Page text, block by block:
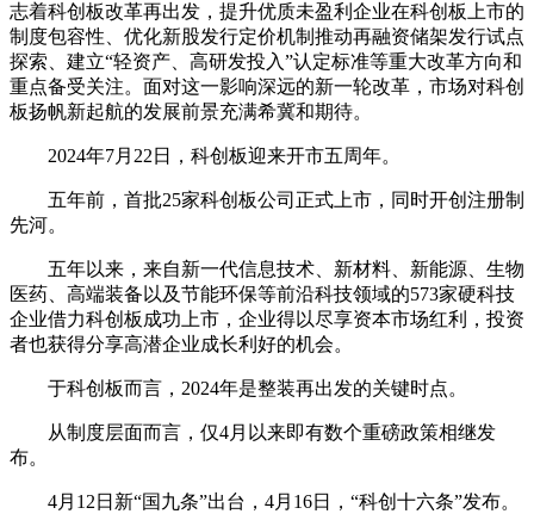
志着科创板改革再出发，提升优质未盈利企业在科创板上市的
制度包容性、优化新股发行定价机制推动再融资储架发行试点
探索、建立“轻资产、高研发投入”认定标准等重大改革方向和
重点备受关注。面对这一影响深远的新一轮改革，市场对科创
板扬帆新起航的发展前景充满希冀和期待。
2024年7月22日，科创板迎来开市五周年。
五年前，首批25家科创板公司正式上市，同时开创注册制
先河。
五年以来，来自新一代信息技术、新材料、新能源、生物
医药、高端装备以及节能环保等前沿科技领域的573家硬科技
企业借力科创板成功上市，企业得以尽享资本市场红利，投资
者也获得分享高潜企业成长利好的机会。
于科创板而言，2024年是整装再出发的关键时点。
从制度层面而言，仅4月以来即有数个重磅政策相继发
布。
4月12日新“国九条”出台，4月16日，“科创十六条”发布。